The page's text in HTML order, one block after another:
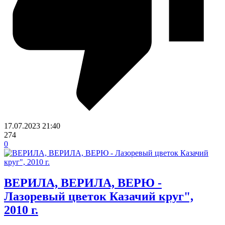
17.07.2023 21:40
274
0
ВЕРИЛА, ВЕРИЛА, ВЕРЮ -
Лазоревый цветок Казачий круг",
2010 г.